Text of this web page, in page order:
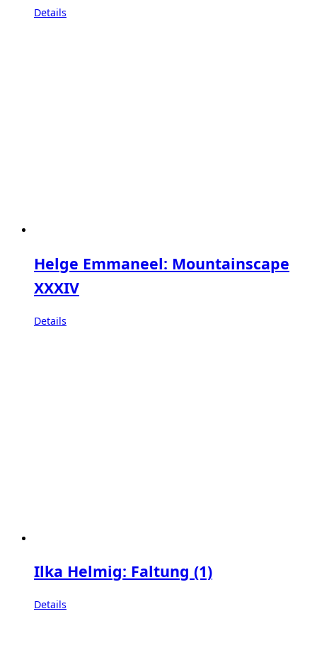
Details
Helge Emmaneel: Mountainscape
XXXIV
Details
Ilka Helmig: Faltung (1)
Details